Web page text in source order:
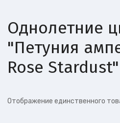
Однолетние
"Петуния
Rose Stardust"
Отображение единственного